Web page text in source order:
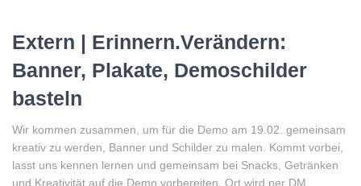
Extern | Erinnern.Verändern:
Banner, Plakate, Demoschilder
basteln
Wir kommen zusammen, um für die Demo am 19.02. gemeinsam
kreativ zu werden, Banner und Schilder zu malen. Kommt vorbei,
lasst uns kennen lernen und gemeinsam bei Snacks, Getränken
und Kreativität auf die Demo vorbereiten. Ort wird per DM